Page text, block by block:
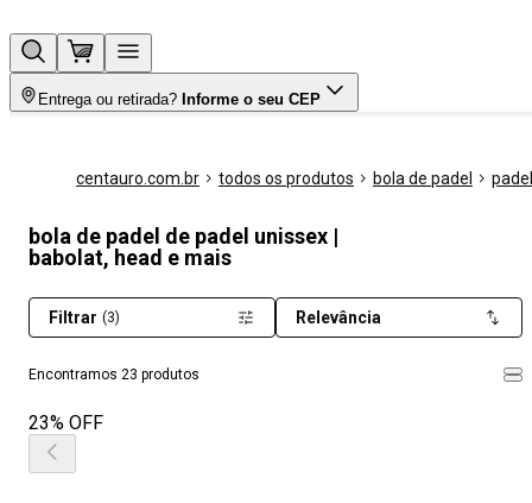
Entrega ou retirada? Informe o seu CEP
centauro.com.br todos os produtos bola de padel padel
bola de padel de padel unissex |
babolat, head e mais
Encontramos 23 produtos
Filtrar (3) Relevância
23% OFF